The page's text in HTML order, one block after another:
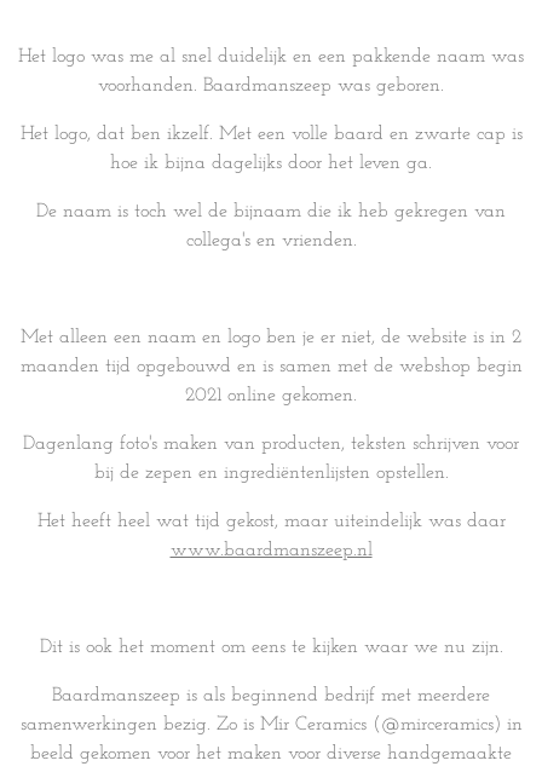
Het logo was me al snel duidelijk en een pakkende naam was
voorhanden. Baardmanszeep was geboren.
Het logo, dat ben ikzelf. Met een volle baard en zwarte cap is
hoe ik bijna dagelijks door het leven ga.
De naam is toch wel de bijnaam die ik heb gekregen van
collega's en vrienden.
Met alleen een naam en logo ben je er niet, de website is in 2
maanden tijd opgebouwd en is samen met de webshop begin
2021 online gekomen.
Dagenlang foto's maken van producten, teksten schrijven voor
bij de zepen en ingrediëntenlijsten opstellen.
Het heeft heel wat tijd gekost, maar uiteindelijk was daar
www.baardmanszeep.nl
Dit is ook het moment om eens te kijken waar we nu zijn.
Baardmanszeep is als beginnend bedrijf met meerdere
samenwerkingen bezig. Zo is Mir Ceramics (@mirceramics) in
beeld gekomen voor het maken voor diverse handgemaakte